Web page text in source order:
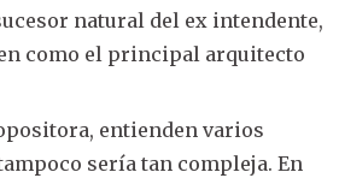
natural del ex intendente,
como el principal arquitecto
entienden varios
sería tan compleja. En